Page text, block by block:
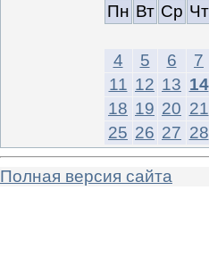
Пн Вт Ср Чт
4
5 6 7
11 12 13 14
18 19 20 21
25 26 27 28
Полная версия сайта